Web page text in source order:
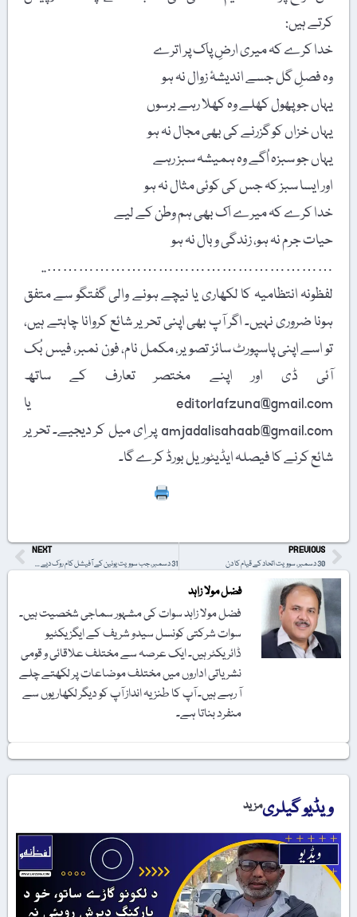
کرتے ہیں:
خدا کرے کہ میری ارضِ پاک پر اترے
وہ فصلِ گل جسے اندیشۂ زوال نہ ہو
یہاں جو پھول کھلے وہ کھلا رہے برسوں
یہاں خزاں کو گزرنے کی بھی مجال نہ ہو
یہاں جو سبزہ اُگے وہ ہمیشہ سبز رہے
اور ایسا سبز کہ جس کی کوئی مثال نہ ہو
خدا کرے کہ میرے اک بھی ہم وطن کے لیے
حیات جرم نہ ہو، زندگی وبال نہ ہو
………………………………………………..
لفظونہ انتظامیہ کا لکھاری یا نیچے ہونے والی گفتگو سے متفق
ہونا ضروری نہیں۔ اگر آپ بھی اپنی تحریر شائع کروانا چاہتے ہیں،
تو اسے اپنی پاسپورٹ سائز تصویر، مکمل نام، فون نمبر، فیس بُک
آئی ڈی اور اپنے مختصر تعارف کے ساتھ
editorlafzuna@gmail.com یا
amjadalisahaab@gmail.com پر اِی میل کر دیجیے۔ تحریر
شائع کرنے کا فیصلہ ایڈیٹوریل بورڈ کرے گا۔
PREVIOUS
30 دسمبر، سوویت اتحاد کے قیام کا دن
NEXT
31 دسمبر، جب سوویت یونین کے آفیشل کام روک دیے گئے
فضل مولا زاہد
فضل مولا زاہد سوات کی مشہور سماجی شخصیت ہیں۔
سوات شرکتی کونسل سیدو شریف کے ایگزیکٹیو
ڈائریکٹر ہیں۔ ایک عرصہ سے مختلف علاقائی و قومی
نشریاتی اداروں میں مختلف موضاعات پر لکھتے چلے
آ رہے ہیں۔ آپ کا طنزیہ انداز آپ کو دیگر لکھاریوں سے
منفرد بناتا ہے۔
ویڈیو گیلریمزید